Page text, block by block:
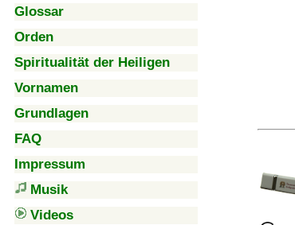
Glossar
Orden
Spiritualität der Heiligen
Vornamen
Grundlagen
FAQ
Impressum
Musik
Videos